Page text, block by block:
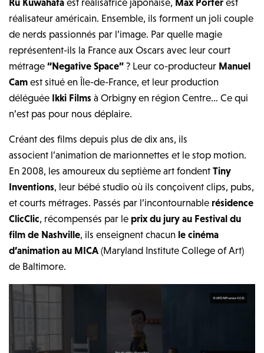
réalisateur américain. Ensemble, ils forment un joli couple
de nerds passionnés par l’image. Par quelle magie
représentent-ils la France aux Oscars avec leur court
métrage“Negative Space” ? Leur co-producteur Manuel
Cam est situé en Île-de-France, et leur production
déléguée Ikki Films à Orbigny en région Centre… Ce qui
n’est pas pour nous déplaire.
Créant des films depuis plus de dix ans, ils
associent l’animation de marionnettes et le stop motion.
En 2008, les amoureux du septième art fondentTiny
Inventions, leur bébé studio où ils conçoivent clips, pubs,
et courts métrages. Passés par l’incontournable résidence
ClicClic, récompensés par le prix du jury au Festival du
film de Nashville, ils enseignent chacun le cinéma
d’animation au MICA (Maryland Institute College of Art)
de Baltimore.